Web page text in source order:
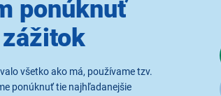
ponúknuť
všetko ako má, používame tzv.
ponúknuť tie najhľadanejšie